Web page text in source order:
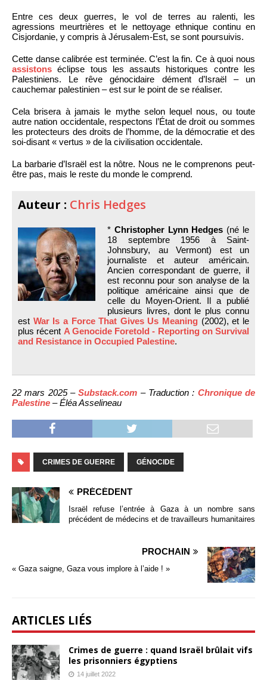
Entre ces deux guerres, le vol de terres au ralenti, les
agressions meurtrières et le nettoyage ethnique continu en
Cisjordanie, y compris à Jérusalem-Est, se sont poursuivis.
Cette danse calibrée est terminée. C’est la fin. Ce à quoi nous
assistons éclipse tous les assauts historiques contre les
Palestiniens. Le rêve génocidaire dément d’Israël – un
cauchemar palestinien – est sur le point de se réaliser.
Cela brisera à jamais le mythe selon lequel nous, ou toute
autre nation occidentale, respectons l’État de droit ou sommes
les protecteurs des droits de l’homme, de la démocratie et des
soi-disant « vertus » de la civilisation occidentale.
La barbarie d’Israël est la nôtre. Nous ne le comprenons peut-
être pas, mais le reste du monde le comprend.
Auteur : Chris Hedges
* Christopher Lynn Hedges (né le
18 septembre 1956 à Saint-
Johnsbury, au Vermont) est un
journaliste et auteur américain.
Ancien correspondant de guerre, il
est reconnu pour son analyse de la
politique américaine ainsi que de
celle du Moyen-Orient. Il a publié
plusieurs livres, dont le plus connu
est War Is a Force That Gives Us Meaning (2002), et le
plus récent A Genocide Foretold - Reporting on Survival
and Resistance in Occupied Palestine.
22 mars 2025 –Substack.com – Traduction : Chronique de
Palestine – Éléa Asselineau
CRIMES DE GUERRE GÉNOCIDE
PRÉCÉDENT
Israël refuse l’entrée à Gaza à un nombre sans
précédent de médecins et de travailleurs humanitaires
PROCHAIN
« Gaza saigne, Gaza vous implore à l’aide ! »
ARTICLES LIÉS
Crimes de guerre : quand Israël brûlait vifs
les prisonniers égyptiens
14 juillet 2022